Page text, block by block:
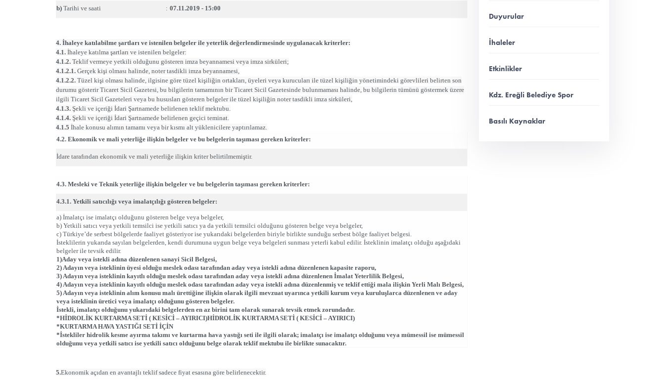
b) Tarihi ve saati : 07.11.2019 - 15:00
4. İhaleye katılabilme şartları ve istenilen belgeler ile yeterlik değerlendirmesinde uygulanacak kriterler:
4.1. İhaleye katılma şartları ve istenilen belgeler:
4.1.2. Teklif vermeye yetkili olduğunu gösteren imza beyannamesi veya imza sirküleri;
4.1.2.1. Gerçek kişi olması halinde, noter tasdikli imza beyannamesi,
4.1.2.2. Tüzel kişi olması halinde, ilgisine göre tüzel kişiliğin ortakları, üyeleri veya kurucuları ile tüzel kişiliğin yönetimindeki görevlileri belirten son
durumu gösterir Ticaret Sicil Gazetesi, bu bilgilerin tamamının bir Ticaret Sicil Gazetesinde bulunmaması halinde, bu bilgilerin tümünü göstermek üzere
ilgili Ticaret Sicil Gazeteleri veya bu hususları gösteren belgeler ile tüzel kişiliğin noter tasdikli imza sirküleri,
4.1.3. Şekli ve içeriği İdari Şartnamede belirlenen teklif mektubu.
4.1.4. Şekli ve içeriği İdari Şartnamede belirlenen geçici teminat.
4.1.5 İhale konusu alımın tamamı veya bir kısmı alt yüklenicilere yaptırılamaz.
4.2. Ekonomik ve mali yeterliğe ilişkin belgeler ve bu belgelerin taşıması gereken kriterler:
İdare tarafından ekonomik ve mali yeterliğe ilişkin kriter belirtilmemiştir.
4.3. Mesleki ve Teknik yeterliğe ilişkin belgeler ve bu belgelerin taşıması gereken kriterler:
4.3.1. Yetkili satıcılığı veya imalatçılığı gösteren belgeler:
a) İmalatçı ise imalatçı olduğunu gösteren belge veya belgeler,
b) Yetkili satıcı veya yetkili temsilci ise yetkili satıcı ya da yetkili temsilci olduğunu gösteren belge veya belgeler,
c) Türkiye’de serbest bölgelerde faaliyet gösteriyor ise yukarıdaki belgelerden biriyle birlikte sunduğu serbest bölge faaliyet belgesi.
İsteklilerin yukarıda sayılan belgelerden, kendi durumuna uygun belge veya belgeleri sunması yeterli kabul edilir. İsteklinin imalatçı olduğu aşağıdaki
belgeler ile tevsik edilir.
1)Aday veya istekli adına düzenlenen sanayi Sicil Belgesi,
2) Adayın veya isteklinin üyesi olduğu meslek odası tarafından aday veya istekli adına düzenlenen kapasite raporu,
3) Adayın veya isteklinin kayıtlı olduğu meslek odası tarafından aday veya istekli adına düzenlenen İmalat Yeterlilik Belgesi,
4) Adayın veya isteklinin kayıtlı olduğu meslek odası tarafından aday veya istekli adına düzenlenmiş ve teklif ettiği mala ilişkin Yerli Malı Belgesi,
5) Adayın veya isteklinin alım konusu malı ürettiğine ilişkin olarak ilgili mevzuat uyarınca yetkili kurum veya kuruluşlarca düzenlenen ve aday
veya isteklinin üretici veya imalatçı olduğunu gösteren belgeler.
İstekli, imalatçı olduğunu yukarıdaki belgelerden en az birini tam olarak sunarak tevsik etmek zorundadır.
*HİDROLİK KURTARMA SETİ ( KESİCİ – AYIRICI)HİDROLİK KURTARMA SETİ ( KESİCİ – AYIRICI)
*KURTARMA HAVA YASTIĞI SETİ İÇİN
*İstekliler hidrolik kesme ayırma takımı ve kurtarma hava yastığı seti ile ilgili olarak; imalatçı ise imalatçı olduğunu veya mümessil ise mümessil
olduğunu veya yetkili satıcı ise yetkili satıcı olduğunu belge olarak teklif mektubu ile birlikte sunacaktır.
5.Ekonomik açıdan en avantajlı teklif sadece fiyat esasına göre belirlenecektir.
Duyurular
İhaleler
Etkinlikler
Kdz. Ereğli Belediye Spor
Basılı Kaynaklar